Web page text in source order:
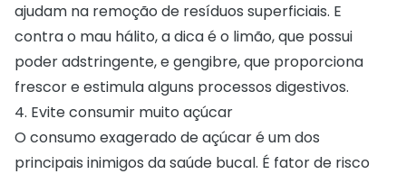
ajudam na remoção de resíduos superficiais. E
contra o mau hálito, a dica é o limão, que possui
poder adstringente, e gengibre, que proporciona
frescor e estimula alguns processos digestivos.
4. Evite consumir muito açúcar
O consumo exagerado de açúcar é um dos
principais inimigos da saúde bucal. É fator de risco